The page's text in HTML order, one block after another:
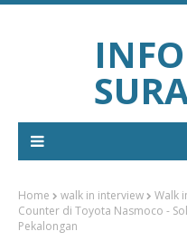
Home walk in interview
Walk
Counter di Toyota Nasmoco -
Pekalongan